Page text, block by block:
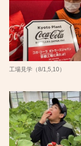
工場見学（8/1,5,10）